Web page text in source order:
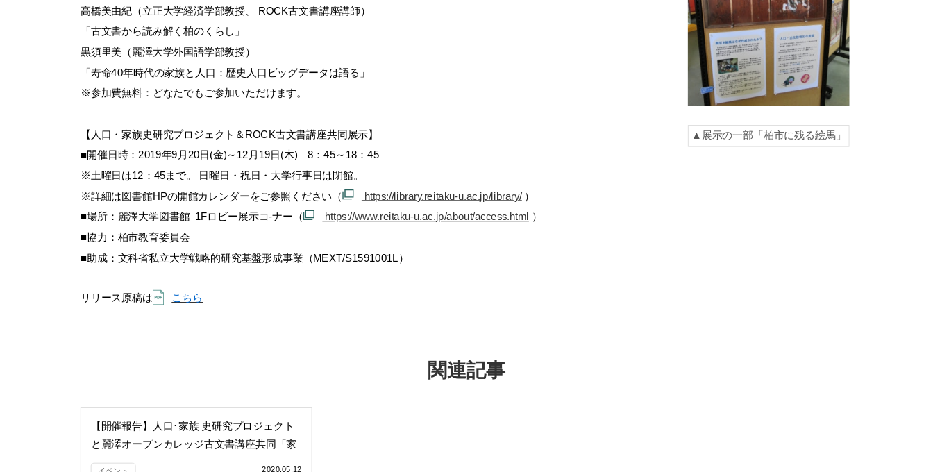
▲展示の一部「柏市に残る絵馬」
高橋美由紀（立正大学経済学部教授、 ROCK古文書講座講師）
「古文書から読み解く柏のくらし」
黒須里美（麗澤大学外国語学部教授）
「寿命40年時代の家族と人口：歴史人口ビッグデータは語る」
※参加費無料：どなたでもご参加いただけます。
【人口・家族史研究プロジェクト＆ROCK古文書講座共同展示】
■開催日時：2019年9月20日(金)～12月19日(木) 8：45～18：45
※土曜日は12：45まで。 日曜日・祝日・大学行事日は閉館。
※詳細は図書館HPの開館カレンダーをご参照ください（ https://library.reitaku-u.ac.jp/library/）
■場所：麗澤大学図書館 1Fロビー展示コ-ナー（ https://www.reitaku-u.ac.jp/about/access.html
）
■協力：柏市教育委員会
■助成：文科省私立大学戦略的研究基盤形成事業（MEXT/S1591001L）
リリース原稿は こちら
関連記事
【開催報告】人口･家族 史研究プロジェクト
と麗澤オープンカレッジ古文書講座共同「家
族とくらしの今昔」展示・講演会を開催
2020.05.12